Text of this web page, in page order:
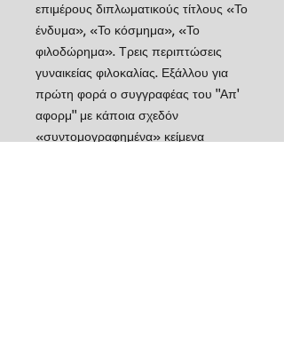
επιμέρους διπλωματικούς τίτλους «Το
ένδυμα», «Το κόσμημα», «Το
φιλοδώρημα». Τρεις περιπτώσεις
γυναικείας φιλοκαλίας. Εξάλλου για
πρώτη φορά ο συγγραφέας του "Απ'
αφορμ" με κάποια σχεδόν
«συντομογραφημένα» κείμενα